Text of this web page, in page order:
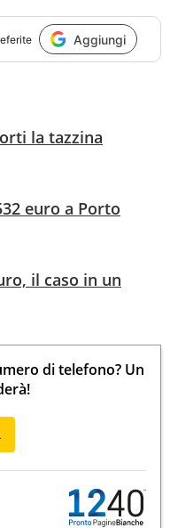
Aggiungi
la tazzina
euro a Porto
il caso in un
di telefono? Un